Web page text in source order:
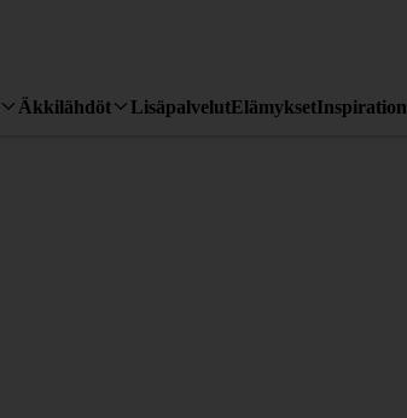
Äkkilähdöt LisäpalvelutElämyksetInspiration